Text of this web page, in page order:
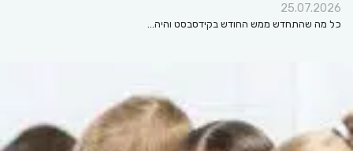
25.07.2026
כל מה שהתחדש ממש החודש בקידסבסט והיה…